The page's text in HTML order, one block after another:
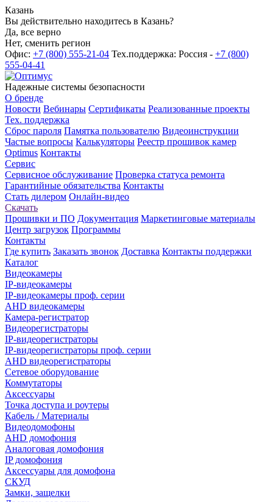
Казань
Вы действительно находитесь в Казань?
Да, все верно
Нет, сменить регион
Офис: +7 (800) 555-21-04 Тех.поддержка: Россия - +7 (800)
555-04-41
Надежные системы безопасности
О бренде
Новости Вебинары Сертификаты Реализованные проекты
Тех. поддержка
Сброс пароля Памятка пользователю Видеоинструкции
Частые вопросы Калькуляторы Реестр прошивок камер
Optimus Контакты
Сервис
Сервисное обслуживание Проверка статуса ремонта
Гарантийные обязательства Контакты
Стать дилером Онлайн-видео
Скачать
Прошивки и ПО Документация Маркетинговые материалы
Центр загрузок Программы
Контакты
Где купить Заказать звонок Доставка Контакты поддержки
Каталог
Видеокамеры
IP-видеокамеры
IP-видеокамеры проф. серии
AHD видеокамеры
Камера-регистратор
Видеорегистраторы
IP-видеорегистраторы
IP-видеорегистраторы проф. серии
AHD видеорегистраторы
Сетевое оборудование
Коммутаторы
Аксессуары
Точка доступа и роутеры
Кабель / Материалы
Видеодомофоны
AHD домофония
Аналоговая домофония
IP домофония
Аксессуары для домофона
СКУД
Замки, защелки